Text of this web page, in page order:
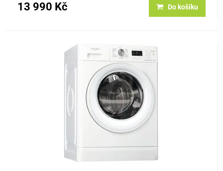
13 990 Kč Do košíku